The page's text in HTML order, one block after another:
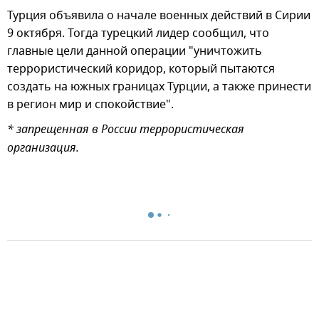
Турция объявила о начале военных действий в Сирии
9 октября. Тогда турецкий лидер сообщил, что
главные цели данной операции "уничтожить
террористический коридор, который пытаются
создать на южных границах Турции, а также принести
в регион мир и спокойствие".
* запрещенная в России террористическая
организация.